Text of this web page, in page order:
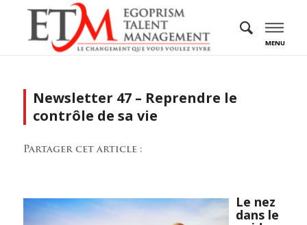
MENU
Newsletter 47 – Reprendre le
contrôle de sa vie
Partager cet article :
Le nez
dans le